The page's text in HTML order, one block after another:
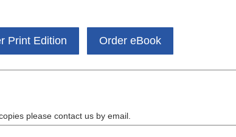
Print Edition Order eBook
please contact us by email